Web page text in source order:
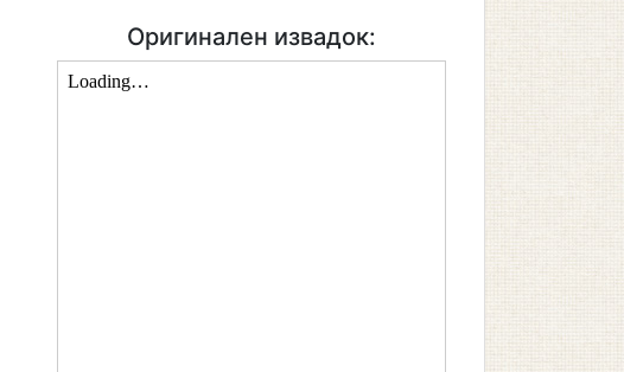
Оригинален извадок: